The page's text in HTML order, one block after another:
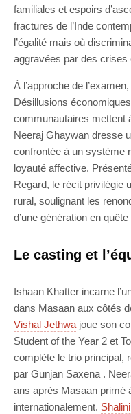
familiales et espoirs
fractures de l’Inde
l’égalité mais où
aggravées par des
À l’approche de
Désillusions
communautaires mettent
Neeraj Ghaywan dresse
confrontée à un système
loyauté affective.
Regard, le récit privilégie
rural, soulignant les
d’une génération en quête
Le casting et
Ishaan Khatter incarne
dans Masaan aux côtés
Vishal Jethwa joue son
Student of the Year 2 et
complète le trio principal,
par Gunjan Saxena .
ans après Masaan primé
internationalement.